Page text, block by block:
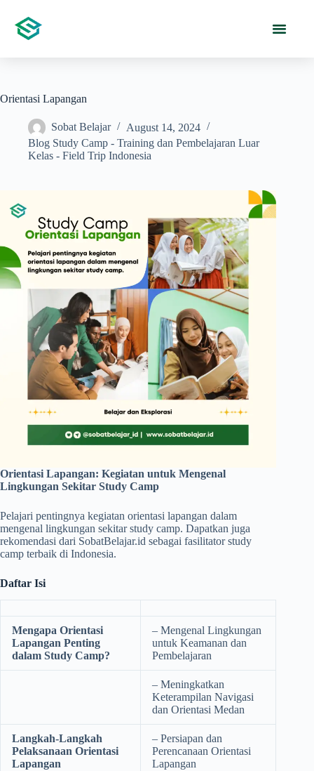
Orientasi Lapangan
Sobat Belajar
August 14, 2024
Blog Study Camp - Training dan Pembelajaran Luar
Kelas - Field Trip Indonesia
Orientasi Lapangan: Kegiatan untuk Mengenal
Lingkungan Sekitar Study Camp
Pelajari pentingnya kegiatan orientasi lapangan dalam
mengenal lingkungan sekitar study camp. Dapatkan juga
rekomendasi dari SobatBelajar.id sebagai fasilitator study
camp terbaik di Indonesia.
Daftar Isi
Mengapa Orientasi
Lapangan Penting
dalam Study Camp?
– Mengenal Lingkungan
untuk Keamanan dan
Pembelajaran
– Meningkatkan
Keterampilan Navigasi
dan Orientasi Medan
Langkah-Langkah
Pelaksanaan Orientasi
Lapangan
– Persiapan dan
Perencanaan Orientasi
Lapangan